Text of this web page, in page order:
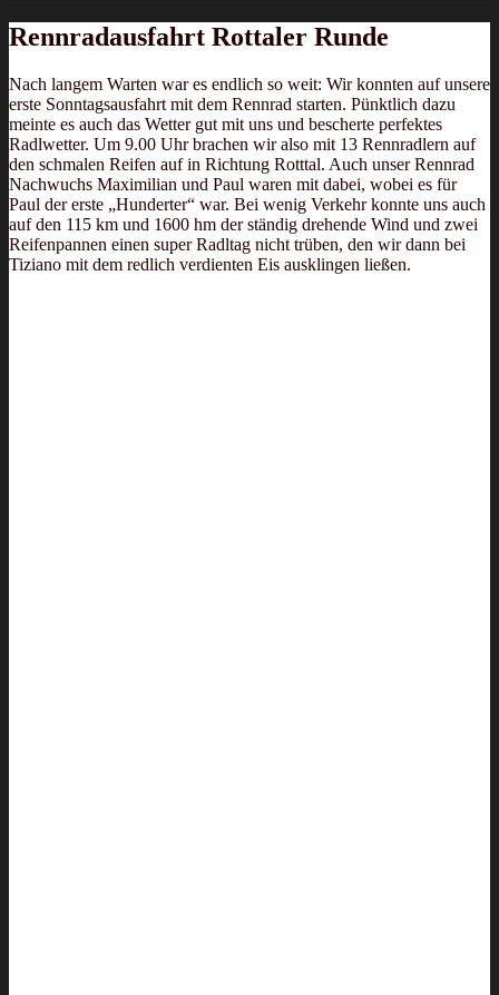
Rennradausfahrt Rottaler Runde
Nach langem Warten war es endlich so weit: Wir konnten auf unsere
erste Sonntagsausfahrt mit dem Rennrad starten. Pünktlich dazu
meinte es auch das Wetter gut mit uns und bescherte perfektes
Radlwetter. Um 9.00 Uhr brachen wir also mit 13 Rennradlern auf
den schmalen Reifen auf in Richtung Rotttal. Auch unser Rennrad
Nachwuchs Maximilian und Paul waren mit dabei, wobei es für
Paul der erste „Hunderter“ war. Bei wenig Verkehr konnte uns auch
auf den 115 km und 1600 hm der ständig drehende Wind und zwei
Reifenpannen einen super Radltag nicht trüben, den wir dann bei
Tiziano mit dem redlich verdienten Eis ausklingen ließen.